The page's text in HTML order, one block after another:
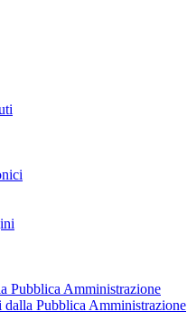
Pubblica Amministrazione
Pubblica Amministrazione